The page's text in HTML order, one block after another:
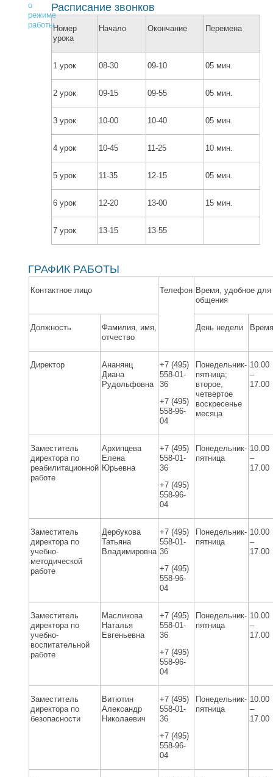
Расписание звонков
Номер
урока
Начало Окончание Перемена
1 урок 08-30 09-10 05 мин.
2 урок 09-15 09-55 05 мин.
3 урок 10-00 10-40 05 мин.
4 урок 10-45 11-25 10 мин.
5 урок 11-35 12-15 05 мин.
6 урок 12-20 13-00 15 мин.
7 урок 13-15 13-55
ГРАФИК РАБОТЫ
Контактное лицо Телефон Время, удобное для
общения
Должность
Фамилия, имя,
отчество
День недели
Директор
Ананянц
Диана
Рудольфовна
+7 (495)
558-01-
36
+7 (495)
558-96-
04
Понедельник-
пятница;
второе,
четвертое
воскресенье
месяца
10.00
–
17.00
Заместитель
директора по
реабилитационной
работе
Архипцева
Елена
Юрьевна
+7 (495)
558-01-
36
+7 (495)
558-96-
04
Понедельник-
пятница
10.00
–
17.00
Заместитель
директора по
учебно-
методической
работе
Дербукова
Татьяна
Владимировна
+7 (495)
558-01-
36
+7 (495)
558-96-
04
Понедельник-
пятница
10.00
–
17.00
Заместитель
директора по
учебно-
воспитательной
работе
Масликова
Наталья
Евгеньевна
+7 (495)
558-01-
36
+7 (495)
558-96-
04
Понедельник-
пятница
10.00
–
17.00
Заместитель
директора по
безопасности
Витютин
Александр
Николаевич
+7 (495)
558-01-
36
+7 (495)
558-96-
04
Понедельник-
пятница
10.00
–
17.00